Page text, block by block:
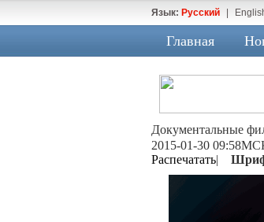
Язык: Русский
Главная
Документальные
2015-01-30
Распечатать|